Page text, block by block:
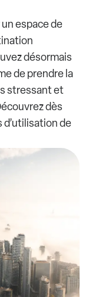
espace de
désormais
de prendre la
stressant et
dès
de